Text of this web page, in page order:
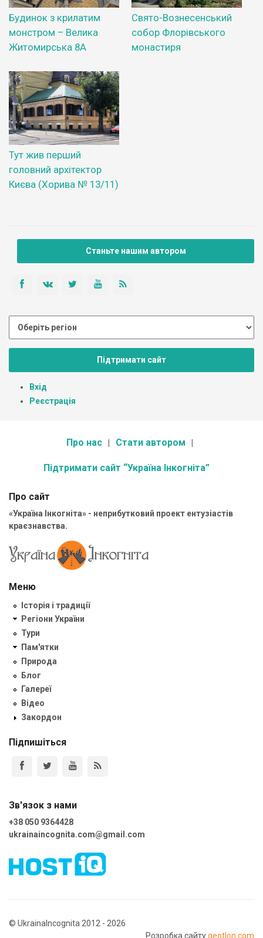
Будинок з крилатим
монстром – Велика
Житомирська 8А
Свято-Вознесенський
собор Флорівського
монастиря
Тут жив перший
головний архітектор
Києва (Хорива № 13/11)
Станьте нашим автором
Підтримати сайт
Вхід
Реєстрація
Про нас Стати автором
Підтримати сайт “Україна Інкогніта”
Про сайт
«Україна Інкогніта» - неприбутковий проект ентузіастів
краєзнавства.
Меню
Історія і традиції
Регіони України
Тури
Пам'ятки
Природа
Блог
Галереї
Відео
Закордон
Підпишіться
Зв'язок з нами
+38 050 9364428
ukrainaincognita.com@gmail.com
© UkrainaIncognita 2012 - 2026
Розробка сайтуgeotlon.com